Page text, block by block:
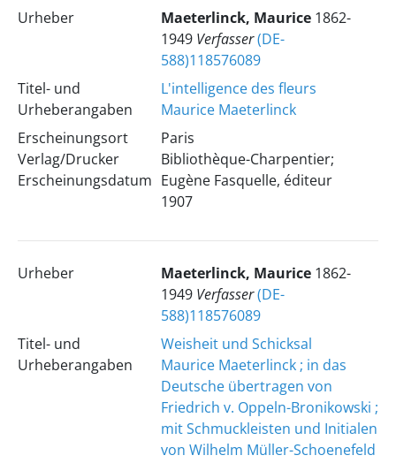
Urheber Maeterlinck, Maurice 1862-
1949 Verfasser(DE-
588)118576089
Titel- und
Urheberangaben
L'intelligence des fleurs
Maurice Maeterlinck
Erscheinungsort
Verlag/Drucker
Erscheinungsdatum
Paris
Bibliothèque-Charpentier;
Eugène Fasquelle, éditeur
1907
Urheber Maeterlinck, Maurice 1862-
1949 Verfasser(DE-
588)118576089
Titel- und
Urheberangaben
Weisheit und Schicksal
Maurice Maeterlinck ; in das
Deutsche übertragen von
Friedrich v. Oppeln-Bronikowski ;
mit Schmuckleisten und Initialen
von Wilhelm Müller-Schoenefeld